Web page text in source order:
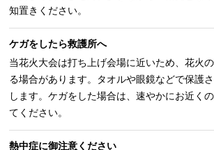
知置きください。
ケガをしたら救護所へ
当花火大会は打ち上げ会場に近いため、花火
る場合があります。タオルや眼鏡などで保護
します。ケガをした場合は、速やかにお近く
てください。
熱中症に御注意ください